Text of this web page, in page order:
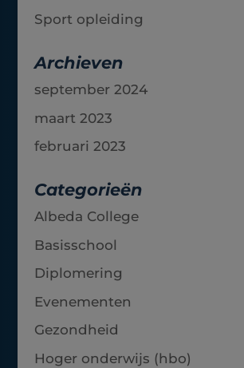
Sport opleiding
Archieven
september 2024
maart 2023
februari 2023
Categorieën
Albeda College
Basisschool
Diplomering
Evenementen
Gezondheid
Hoger onderwijs (hbo)